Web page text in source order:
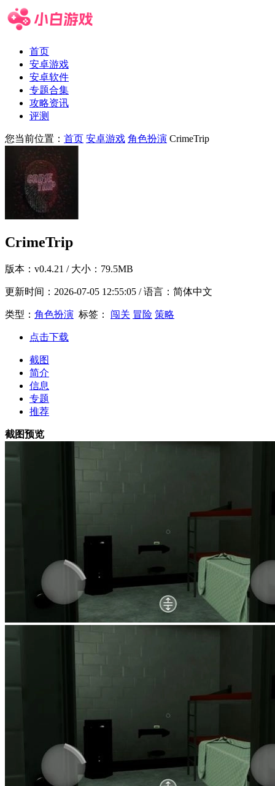
首页
安卓游戏
安卓软件
专题合集
攻略资讯
评测
您当前位置： 首页 安卓游戏 角色扮演 CrimeTrip
CrimeTrip
版本： v0.4.21 / 大小：79.5MB
更新时间： 2026-07-05 12:55:05 / 语言：简体中文
类型： 角色扮演 标签： 闯关 冒险 策略
点击下载
截图
简介
信息
专题
推荐
截图预览